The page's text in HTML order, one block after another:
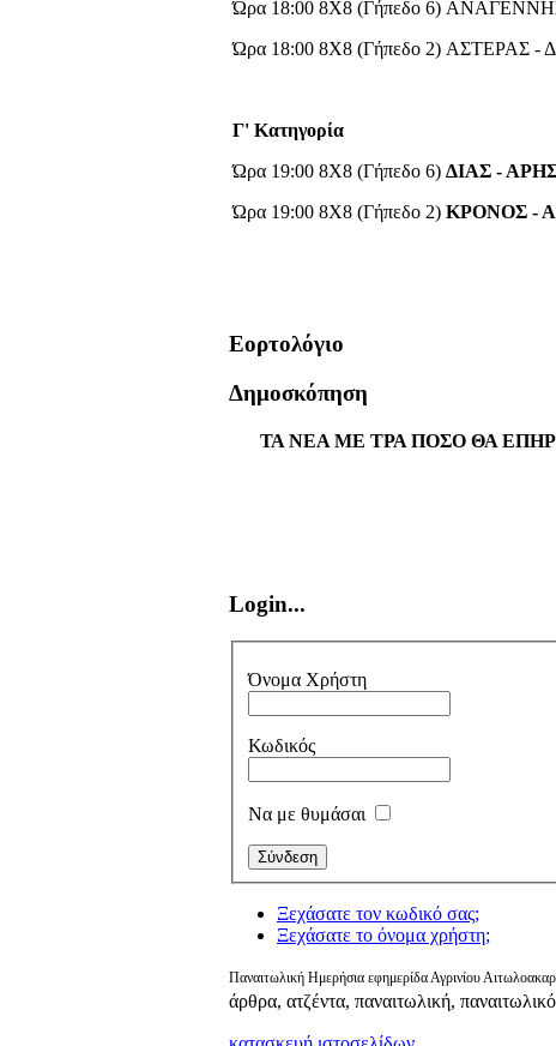
Ώρα 18:00 8X8 (Γήπεδο 6)
Ώρα 18:00 8X8 (Γήπεδο 2) ΑΣΤΕΡΑΣ -
Γ' Κατηγορία
Ώρα 19:00 8X8 (Γήπεδο 6) ΔΙΑΣ -
Ώρα 19:00 8X8 (Γήπεδο 2) ΚΡΟΝΟΣ -
Εορτολόγιο
Δημοσκόπηση
ΤΑ ΝΕΑ ΜΕ ΤΡΑ ΠΟΣΟ ΘΑ
Login...
Όνομα Χρήστη
Κωδικός
Να με θυμάσαι
Ξεχάσατε τον κωδικό σας;
Ξεχάσατε το όνομα χρήστη;
Παναιτωλική Ημερήσια εφημερίδα Αγρινίου
άρθρα, ατζέντα, παναιτωλική,